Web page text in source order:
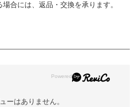
合には、返品・交換を承ります。
ーはありません。